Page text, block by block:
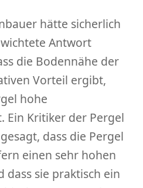
hätte sicherlich
Antwort
die Bodennähe der
Vorteil ergibt,
hohe
Ein Kritiker der Pergel
dass die Pergel
einen sehr hohen
sie praktisch ein